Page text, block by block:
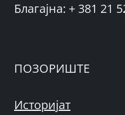
Благајна: + 381 21
ПОЗОРИШТЕ
Историјат